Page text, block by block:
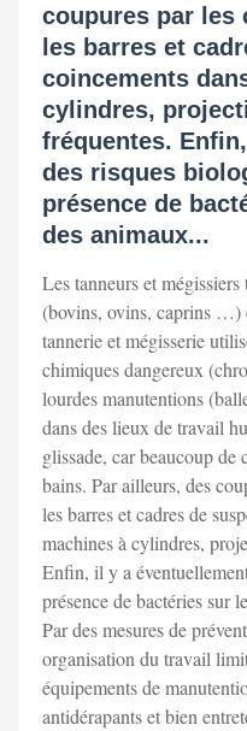
coupures par les
les barres et
coincements
cylindres,
fréquentes.
des risques
présence de
des animaux...
Les tanneurs et
(bovins, ovins, caprins …)
tannerie et mégisserie
chimiques dangereux
lourdes manutentions
dans des lieux de travail
glissade, car beaucoup de
bains. Par ailleurs, des
les barres et cadres de
machines à cylindres,
Enfin, il y a
présence de bactéries sur
Par des mesures de
organisation du travail
équipements de
antidérapants et bien